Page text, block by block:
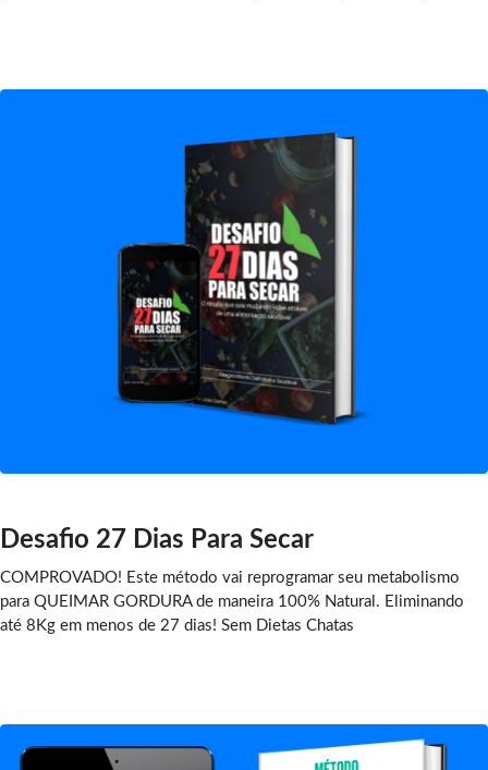
Desafio 27 Dias Para Secar
COMPROVADO! Este método vai reprogramar seu metabolismo
para QUEIMAR GORDURA de maneira 100% Natural. Eliminando
até 8Kg em menos de 27 dias! Sem Dietas Chatas